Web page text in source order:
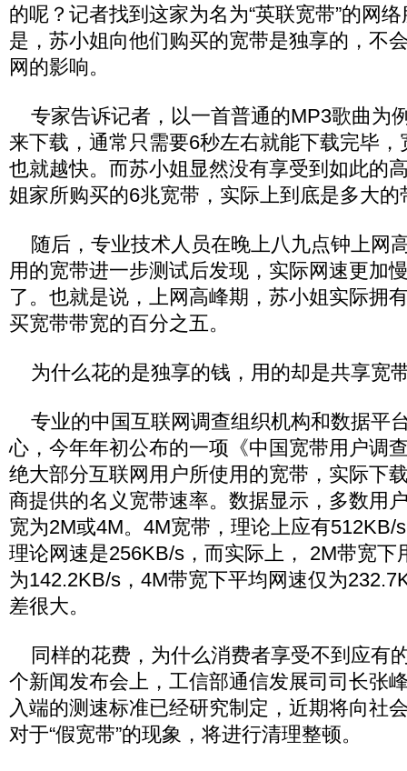
的呢？记者找到这家为名为“英联宽带”的网
是，苏小姐向他们购买的宽带是独享的，不
网的影响。
专家告诉记者，以一首普通的MP3歌曲为
来下载，通常只需要6秒左右就能下载完毕
也就越快。而苏小姐显然没有享受到如此的
姐家所购买的6兆宽带，实际上到底是多大的
随后，专业技术人员在晚上八九点钟上网
用的宽带进一步测试后发现，实际网速更加
了。也就是说，上网高峰期，苏小姐实际拥
买宽带带宽的百分之五。
为什么花的是独享的钱，用的却是共享宽
专业的中国互联网调查组织机构和数据平
心，今年年初公布的一项《中国宽带用户调
绝大部分互联网用户所使用的宽带，实际下
商提供的名义宽带速率。数据显示，多数用
宽为2M或4M。4M宽带，理论上应有512KB/
理论网速是256KB/s，而实际上， 2M带宽下
为142.2KB/s，4M带宽下平均网速仅为
差很大。
同样的花费，为什么消费者享受不到应有
个新闻发布会上，工信部通信发展司司长张
入端的测速标准已经研究制定，近期将向社
对于“假宽带”的现象，将进行清理整顿。